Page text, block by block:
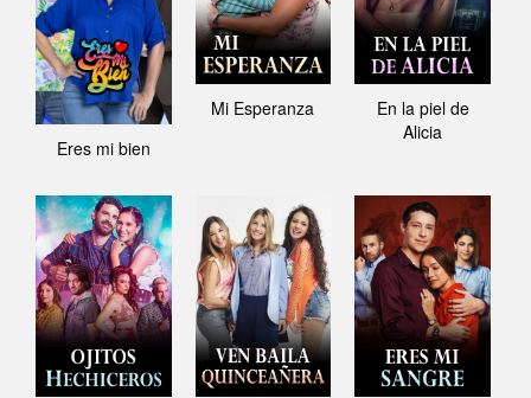
Eres mi bien
Mi Esperanza
En la piel de
Alicia